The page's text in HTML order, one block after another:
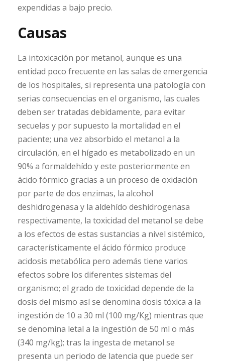
expendidas a bajo precio.
Causas
La intoxicación por metanol, aunque es una
entidad poco frecuente en las salas de emergencia
de los hospitales, si representa una patología con
serias consecuencias en el organismo, las cuales
deben ser tratadas debidamente, para evitar
secuelas y por supuesto la mortalidad en el
paciente; una vez absorbido el metanol a la
circulación, en el hígado es metabolizado en un
90% a formaldehído y este posteriormente en
ácido fórmico gracias a un proceso de oxidación
por parte de dos enzimas, la alcohol
deshidrogenasa y la aldehído deshidrogenasa
respectivamente, la toxicidad del metanol se debe
a los efectos de estas sustancias a nivel sistémico,
característicamente el ácido fórmico produce
acidosis metabólica pero además tiene varios
efectos sobre los diferentes sistemas del
organismo; el grado de toxicidad depende de la
dosis del mismo así se denomina dosis tóxica a la
ingestión de 10 a 30 ml (100 mg/Kg) mientras que
se denomina letal a la ingestión de 50 ml o más
(340 mg/kg); tras la ingesta de metanol se
presenta un periodo de latencia que puede ser